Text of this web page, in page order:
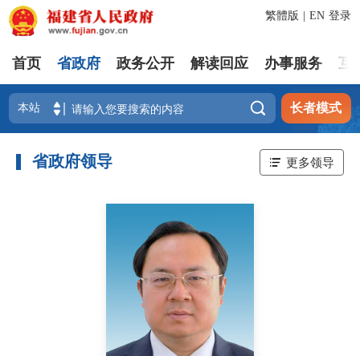
登录
繁體版 EN
首页 省政府 政务公开 解读回应 办事服务 互
 长者模式
省政府领导 更多领导